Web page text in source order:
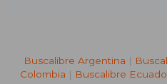
Buscalibre Argentina |
Colombia | Buscalibre